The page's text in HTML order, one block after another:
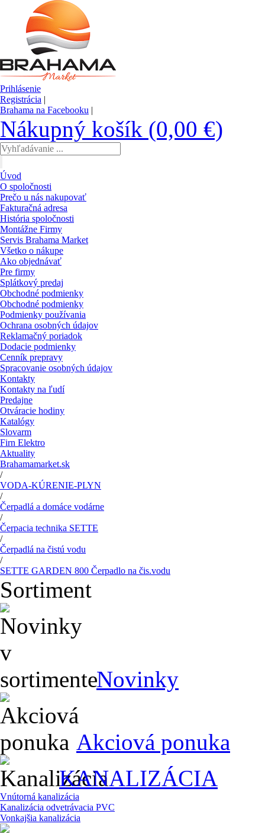
Prihlásenie
Registrácia |
Brahama na Facebooku |
Nákupný košík (0,00 €)
Úvod
O spoločnosti
Prečo u nás nakupovať
Fakturačná adresa
História spoločnosti
Montážne Firmy
Servis Brahama Market
Všetko o nákupe
Ako objednávať
Pre firmy
Splátkový predaj
Obchodné podmienky
Obchodné podmienky
Podmienky používania
Ochrana osobných údajov
Reklamačný poriadok
Dodacie podmienky
Cenník prepravy
Spracovanie osobných údajov
Kontakty
Kontakty na ľudí
Predajne
Otváracie hodiny
Katalógy
Slovarm
Firn Elektro
Aktuality
Brahamamarket.sk
/
VODA-KÚRENIE-PLYN
/
Čerpadlá a domáce vodárne
/
Čerpacia technika SETTE
/
Čerpadlá na čistú vodu
/
SETTE GARDEN 800 Čerpadlo na čis.vodu
Sortiment
Novinky
Akciová ponuka
KANALIZÁCIA
Vnútorná kanalizácia
Kanalizácia odvetrávacia PVC
Vonkajšia kanalizácia